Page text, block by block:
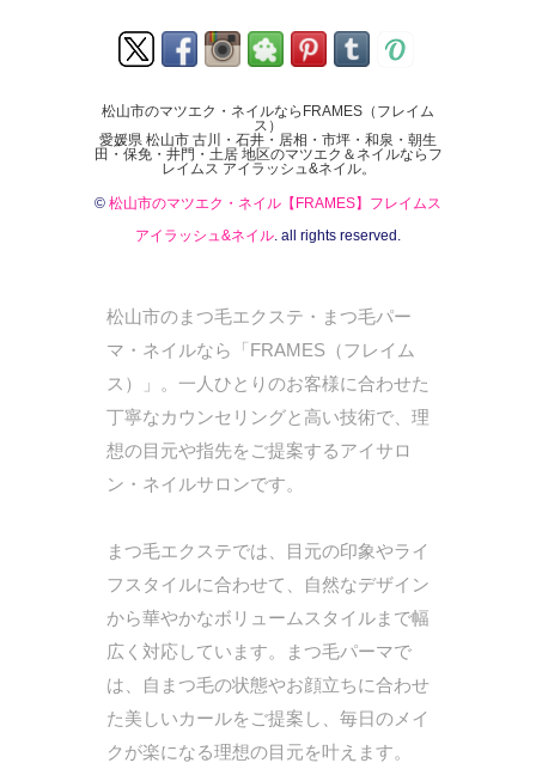
松山市のマツエク・ネイルならFRAMES（フレイム
ス）
愛媛県 松山市 古川・石井・居相・市坪・和泉・朝生
田・保免・井門・土居 地区のマツエク＆ネイルならフ
レイムス アイラッシュ&ネイル。
© 松山市のマツエク・ネイル【FRAMES】フレイムス
アイラッシュ&ネイル. all rights reserved.
松山市のまつ毛エクステ・まつ毛パー
マ・ネイルなら「FRAMES（フレイム
ス）」。一人ひとりのお客様に合わせた
丁寧なカウンセリングと高い技術で、理
想の目元や指先をご提案するアイサロ
ン・ネイルサロンです。
まつ毛エクステでは、目元の印象やライ
フスタイルに合わせて、自然なデザイン
から華やかなボリュームスタイルまで幅
広く対応しています。まつ毛パーマで
は、自まつ毛の状態やお顔立ちに合わせ
た美しいカールをご提案し、毎日のメイ
クが楽になる理想の目元を叶えます。